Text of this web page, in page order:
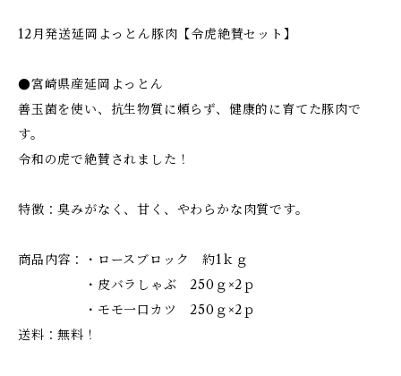
12月発送延岡よっとん豚肉【令虎絶賛セット】
●宮崎県産延岡よっとん
善玉菌を使い、抗生物質に頼らず、健康的に育てた豚肉で
す。
令和の虎で絶賛されました！
特徴：臭みがなく、甘く、やわらかな肉質です。
商品内容：・ロースブロック 約1ｋｇ
・皮バラしゃぶ 250ｇ×2ｐ
・モモ一口カツ 250ｇ×2ｐ
送料：無料！